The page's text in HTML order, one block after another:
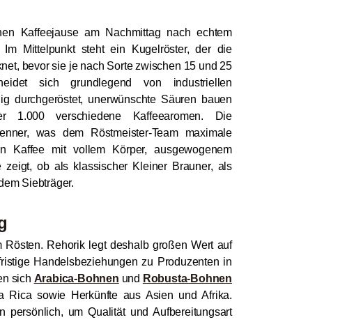
Kaffeejause am Nachmittag nach echtem
Mittelpunkt steht ein Kugelröster, der die
bevor sie je nach Sorte zwischen 15 und 25
sich grundlegend von industriellen
durchgeröstet, unerwünschte Säuren bauen
verschiedene Kaffeearomen. Die
was dem Röstmeister-Team maximale
mit vollem Körper, ausgewogenem
ob als klassischer Kleiner Brauner, als
Siebträger.
Rehorik legt deshalb großen Wert auf
Handelsbeziehungen zu Produzenten in
sich Arabica-Bohnen und Robusta-Bohnen
Rica sowie Herkünfte aus Asien und Afrika.
persönlich, um Qualität und Aufbereitungsart